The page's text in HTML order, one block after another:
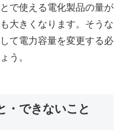
で使える電化製品の量が
大きくなります。そうな
て電力容量を変更する必
う。
・できないこと